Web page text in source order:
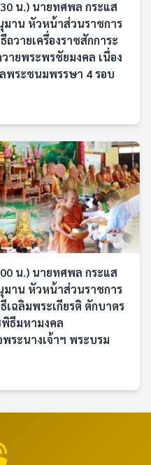
น.) นายทศพล กระแส
าน หัวหน้าส่วนราชการ
วายเครื่องราชสักการะ
ายพระพรชัยมงคล เนื่อง
พระชนมพรรษา 4 รอบ
น.) นายทศพล กระแส
าน หัวหน้าส่วนราชการ
ฉลิมพระเกียรติ ตักบาตร
ธีมหามงคล
ระนางเจ้าฯ พระบรม